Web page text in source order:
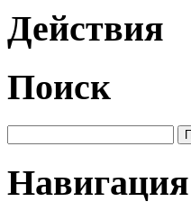
Действия
Поиск
Навигация